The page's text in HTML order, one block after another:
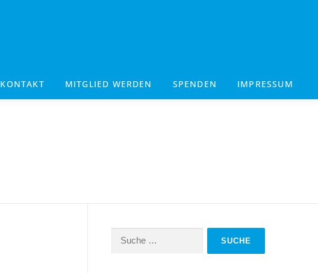
KONTAKT MITGLIED WERDEN SPENDEN IMPRESSUM
Suche